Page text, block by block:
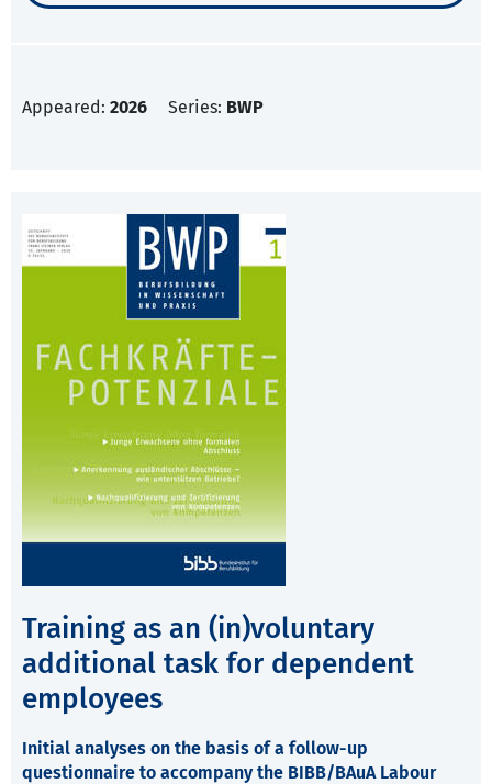
Appeared: 2026 Series: BWP
Training as an (in)voluntary
additional task for dependent
employees
Initial analyses on the basis of a follow-up
questionnaire to accompany the BIBB/BAuA Labour